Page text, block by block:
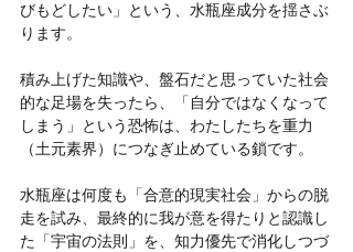
びもどしたい」という、水瓶座成分を揺さぶ
ります。
積み上げた知識や、盤石だと思っていた社会
的な足場を失ったら、「自分ではなくなって
しまう」という恐怖は、わたしたちを重力
（土元素界）につなぎ止めている鎖です。
水瓶座は何度も「合意的現実社会」からの脱
走を試み、最終的に我が意を得たりと認識し
た「宇宙の法則」を、知力優先で消化しつづ